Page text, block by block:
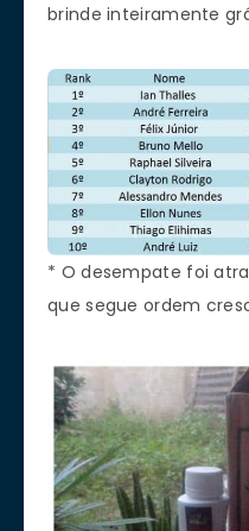
brinde inteiramente
* O desempate foi
que segue ordem